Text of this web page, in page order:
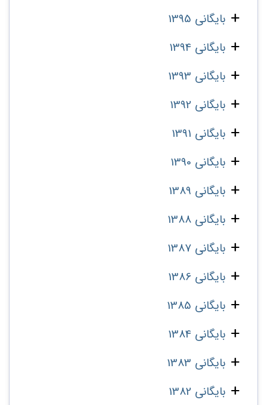
بایگانی 1395
بایگانی 1394
بایگانی 1393
بایگانی 1392
بایگانی 1391
بایگانی 1390
بایگانی 1389
بایگانی 1388
بایگانی 1387
بایگانی 1386
بایگانی 1385
بایگانی 1384
بایگانی 1383
بایگانی 1382